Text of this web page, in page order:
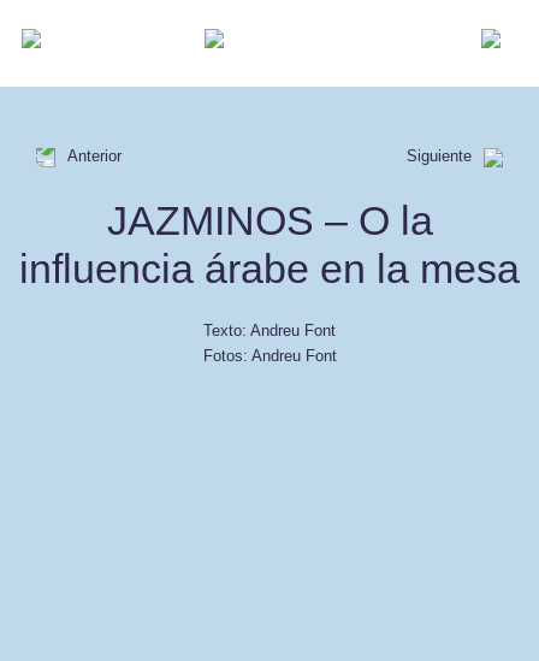
Anterior Siguiente
JAZMINOS – O la
influencia árabe en la mesa
Texto: Andreu Font
Fotos: Andreu Font